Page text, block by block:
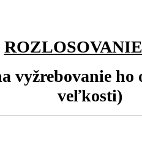
vyžrebovanie ho
veľkosti)